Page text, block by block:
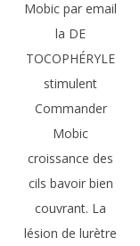
Mobic par email
la DE
TOCOPHÉRYLE
stimulent
Commander
Mobic
croissance des
cils bavoir bien
couvrant. La
lésion de lurètre